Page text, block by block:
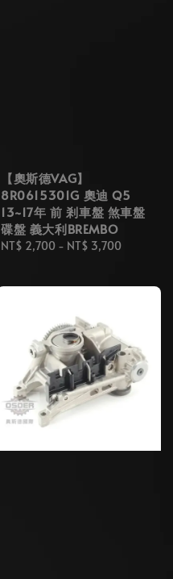
【奧斯德VAG】
8R0615301G 奧迪 Q5
13~17年 前 剎車盤 煞車盤
碟盤 義大利BREMBO
Regular
NT$ 2,700 - NT$ 3,700